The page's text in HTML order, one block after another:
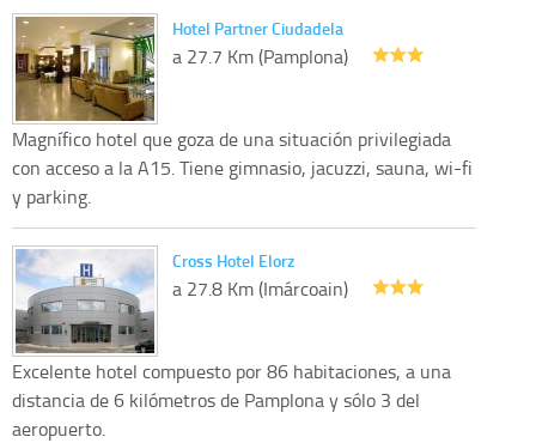
Hotel Partner Ciudadela
a 27.7 Km (Pamplona)
Magnífico hotel que goza de una situación privilegiada
con acceso a la A15. Tiene gimnasio, jacuzzi, sauna, wi-fi
y parking.
Cross Hotel Elorz
a 27.8 Km (Imárcoain)
Excelente hotel compuesto por 86 habitaciones, a una
distancia de 6 kilómetros de Pamplona y sólo 3 del
aeropuerto.